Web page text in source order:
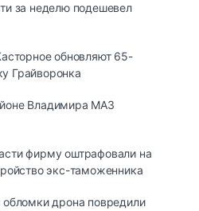
за неделю подешевел
обновляют 65-
Грайворонка
Владимира МАЗ
фирму оштрафовали на
экс-таможенника
обломки дрона повредили